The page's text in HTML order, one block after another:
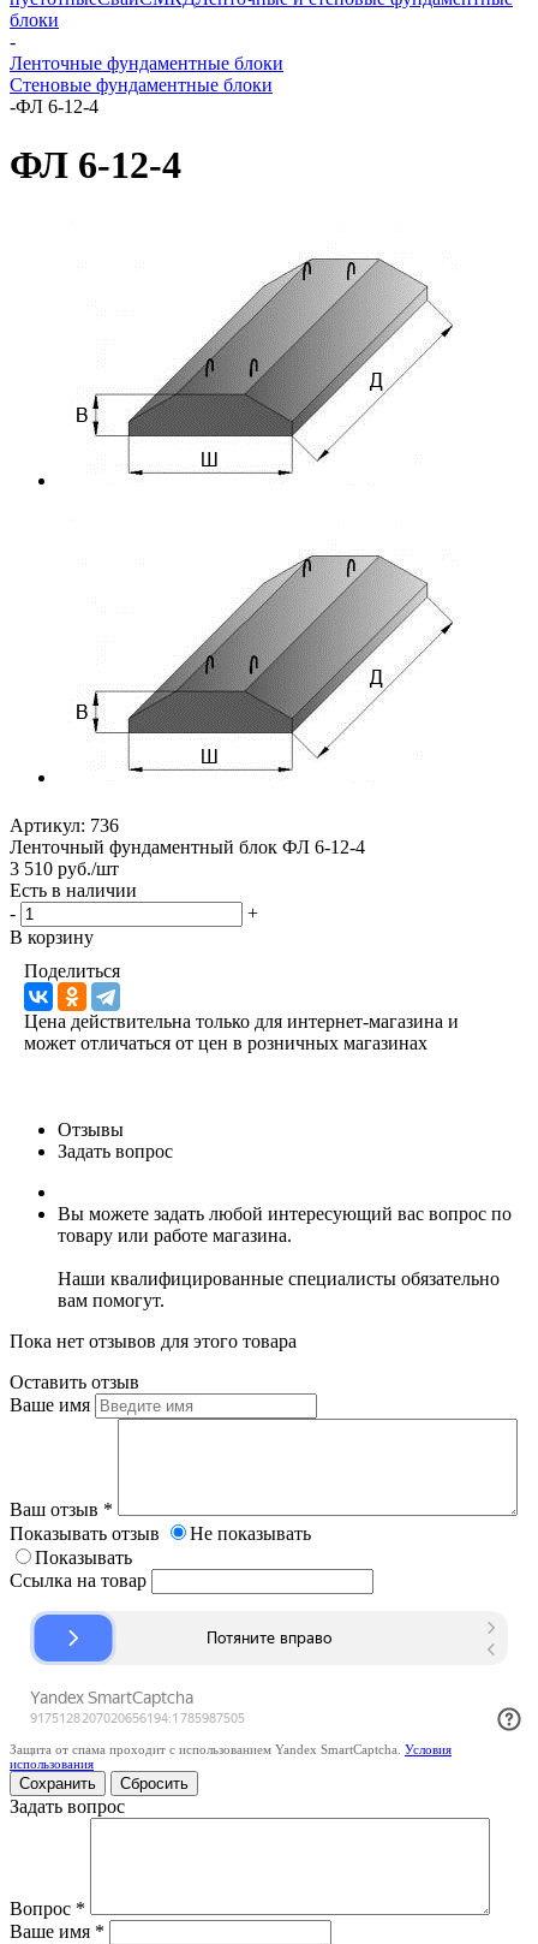
блоки
-
Ленточные фундаментные блоки
Стеновые фундаментные блоки
-ФЛ 6-12-4
ФЛ 6-12-4
Артикул: 736
Ленточный фундаментный блок ФЛ 6-12-4
3 510 руб./шт
Есть в наличии
-
+
В корзину
Поделиться
Цена действительна только для интернет-магазина и
может отличаться от цен в розничных магазинах
Отзывы
Задать вопрос
Вы можете задать любой интересующий вас вопрос по
товару или работе магазина.
Наши квалифицированные специалисты обязательно
вам помогут.
Пока нет отзывов для этого товара
Оставить отзыв
Ваше имя
Ваш отзыв *
Показывать отзыв
Не показывать
Показывать
Ссылка на товар
Защита от спама проходит с использованием Yandex SmartCaptcha. Условия
использования
Сбросить
Задать вопрос
Вопрос *
Ваше имя *